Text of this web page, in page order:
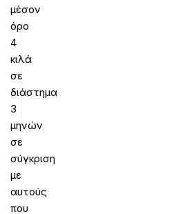
μέσον
όρο
4
κιλά
σε
διάστημα
3
μηνών
σε
σύγκριση
με
αυτούς
που